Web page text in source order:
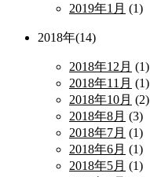
2019年1月 (1)
2018年(14)
2018年12月 (1)
2018年11月 (1)
2018年10月 (2)
2018年8月 (3)
2018年7月 (1)
2018年6月 (1)
2018年5月 (1)